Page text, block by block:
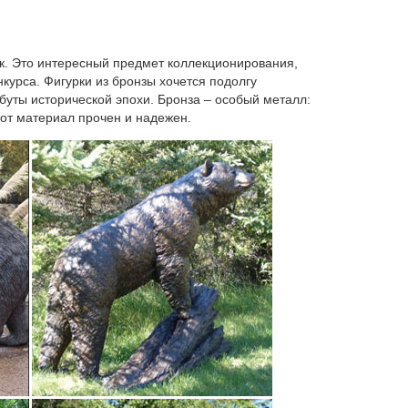
и полудрагоценных камней, а также
в России.
из полистоуна (33) под золото 2 вида символ
107938. *Статуэтка фарфоровая ЩЕНОК серия
Это интересный предмет коллекционирования,
Фигурки из бронзы хочется подолгу
исторической эпохи. Бронза – особый металл:
материал прочен и надежен.